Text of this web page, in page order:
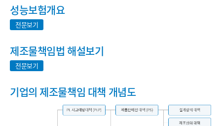
성능보험개요
전문보기
제조물책임법 해설보기
전문보기
기업의 제조물책임 대책 개념도